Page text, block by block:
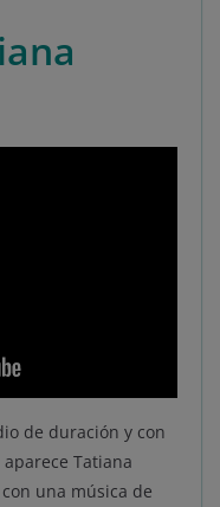
de duración y con
Tatiana
una música de